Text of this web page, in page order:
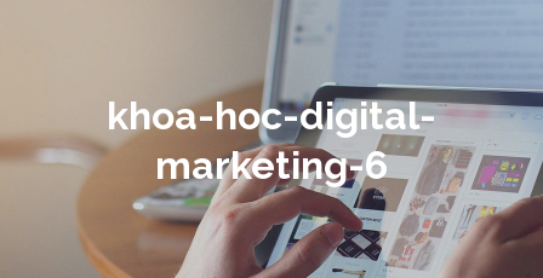
khoa-hoc-digital-
marketing-6